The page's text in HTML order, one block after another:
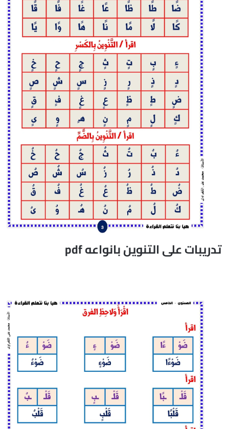
تدريبات على التنوين بانواعه pdf